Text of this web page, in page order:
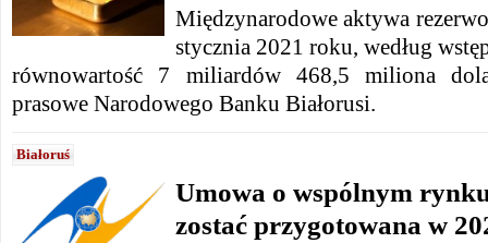
Międzynarodowe aktywa
stycznia 2021 roku, według
równowartość 7 miliardów 468,5 miliona
prasowe Narodowego Banku Białorusi.
Białoruś
Umowa o wspólnym
zostać przygotowana w